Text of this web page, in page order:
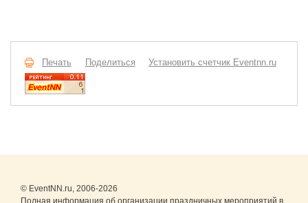
Печать Поделиться Установить счетчик Eventnn.ru
© EventNN.ru, 2006-2026
Полная информация об организации праздничных мероприятий в